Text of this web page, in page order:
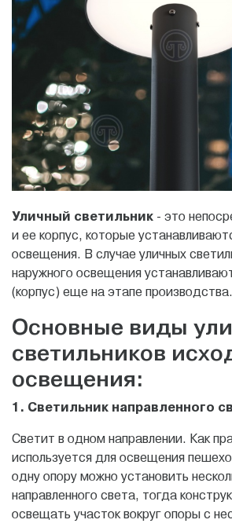
Уличный светильник - это
и ее корпус, которые
освещения. В случае уличных
наружного освещения
(корпус) еще на этапе производства.
Основные виды
светильников
освещения:
1. Светильник направленного
Светит в одном направлении. Как
используется для освещения
одну опору можно установить
направленного света, тогда
освещать участок вокруг опоры с